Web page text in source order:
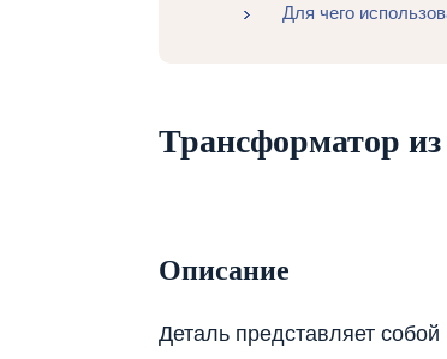
Для чего
Трансформатор
Описание
Деталь представляет собой